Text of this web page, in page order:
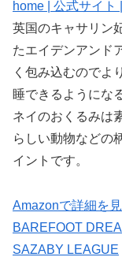
home | 公式サイト
英国のキャサリン
たエイデンアンド
く包み込むのでよ
睡できるようにな
ネイのおくるみは
らしい動物などの
イントです。
Amazonで詳細を
BAREFOOT
SAZABY LEAGUE